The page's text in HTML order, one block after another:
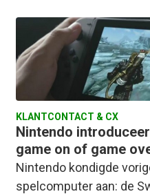
KLANTCONTACT & CX
Nintendo
game on of game
Nintendo kondigde
spelcomputer aan: de